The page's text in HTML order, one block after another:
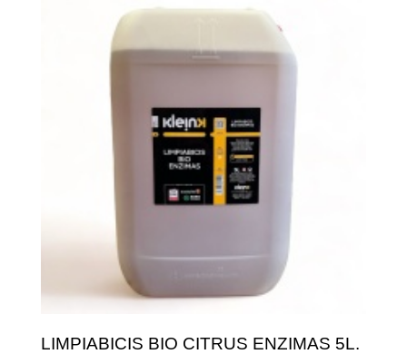
LIMPIABICIS BIO CITRUS ENZIMAS 5L.